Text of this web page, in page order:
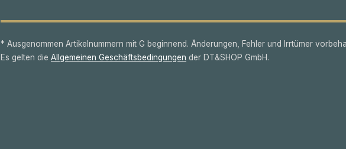
* Ausgenommen Artikelnummern mit G beginnend. Änderungen, Fehler und Irrtümer
Es gelten die Allgemeinen Geschäftsbedingungen der DT&SHOP GmbH.